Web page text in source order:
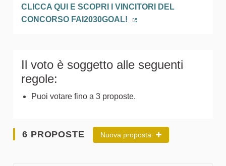
CLICCA QUI E SCOPRI I VINCITORI DEL
CONCORSO FAI2030GOAL!
Il voto è soggetto alle seguenti
regole:
Puoi votare fino a 3 proposte.
6 PROPOSTE Nuova proposta